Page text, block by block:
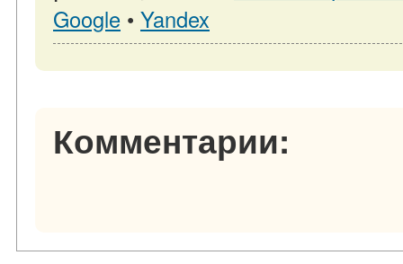
Google • Yandex
Комментарии: